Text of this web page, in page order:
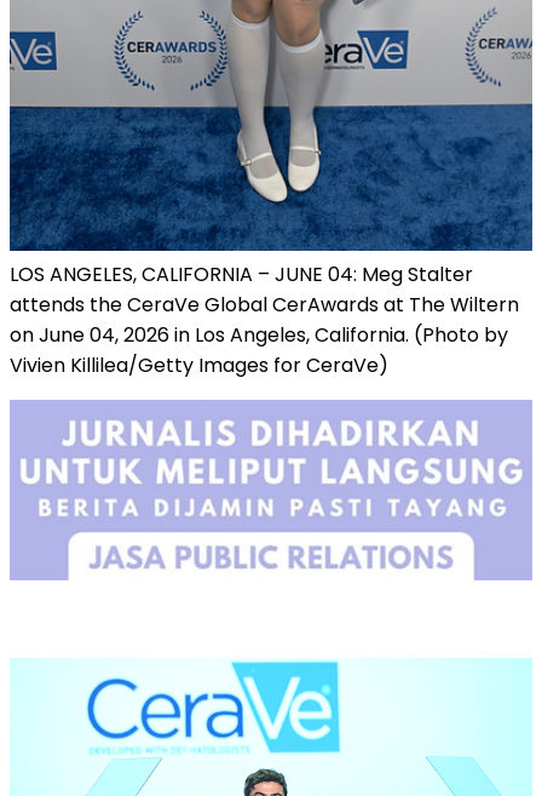
LOS ANGELES, CALIFORNIA – JUNE 04: Meg Stalter
attends the CeraVe Global CerAwards at The Wiltern
on June 04, 2026 in Los Angeles, California. (Photo by
Vivien Killilea/Getty Images for CeraVe)